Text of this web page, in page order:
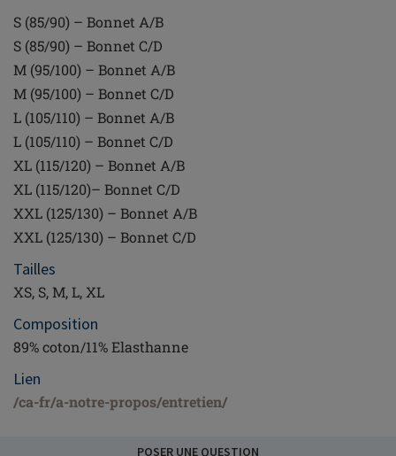
S (85/90) – Bonnet A/B
S (85/90) – Bonnet C/D
M (95/100) – Bonnet A/B
M (95/100) – Bonnet C/D
L (105/110) – Bonnet A/B
L (105/110) – Bonnet C/D
XL (115/120) – Bonnet A/B
XL (115/120)– Bonnet C/D
XXL (125/130) – Bonnet A/B
XXL (125/130) – Bonnet C/D
Tailles
XS, S, M, L, XL
Composition
89% coton/11% Elasthanne
Lien
/ca-fr/a-notre-propos/entretien/
POSER UNE QUESTION